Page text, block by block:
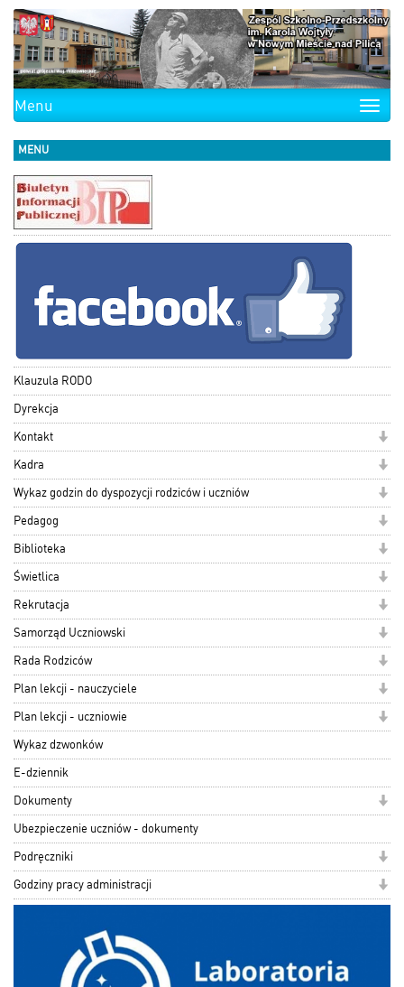
Toggle
Menu
MENU
Klauzula RODO
Dyrekcja
Kontakt
Kadra
Wykaz godzin do dyspozycji rodziców i uczniów
Pedagog
Biblioteka
Świetlica
Rekrutacja
Samorząd Uczniowski
Rada Rodziców
Plan lekcji - nauczyciele
Plan lekcji - uczniowie
Wykaz dzwonków
E-dziennik
Dokumenty
Ubezpieczenie uczniów - dokumenty
Podręczniki
Godziny pracy administracji